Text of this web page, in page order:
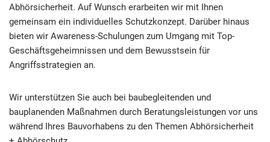
Abhörsicherheit. Auf Wunsch erarbeiten wir mit Ihnen
gemeinsam ein individuelles Schutzkonzept. Darüber hinaus
bieten wir Awareness-Schulungen zum Umgang mit Top-
Geschäftsgeheimnissen und dem Bewusstsein für
Angriffsstrategien an.
Wir unterstützen Sie auch bei baubegleitenden und
bauplanenden Maßnahmen durch Beratungsleistungen vor uns
während Ihres Bauvorhabens zu den Themen Abhörsicherheit